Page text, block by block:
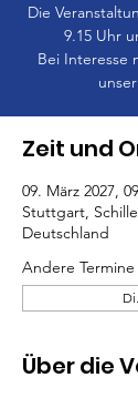
Die
9.15 Uhr
Bei Interesse
Zeit und
09. März 2027,
Stuttgart,
Deutschland
Andere Termine
Über die